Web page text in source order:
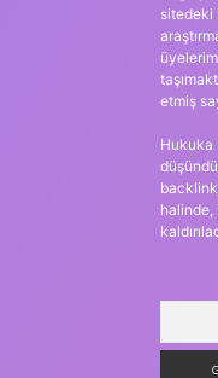
sitedeki
etmiş
Hukuka